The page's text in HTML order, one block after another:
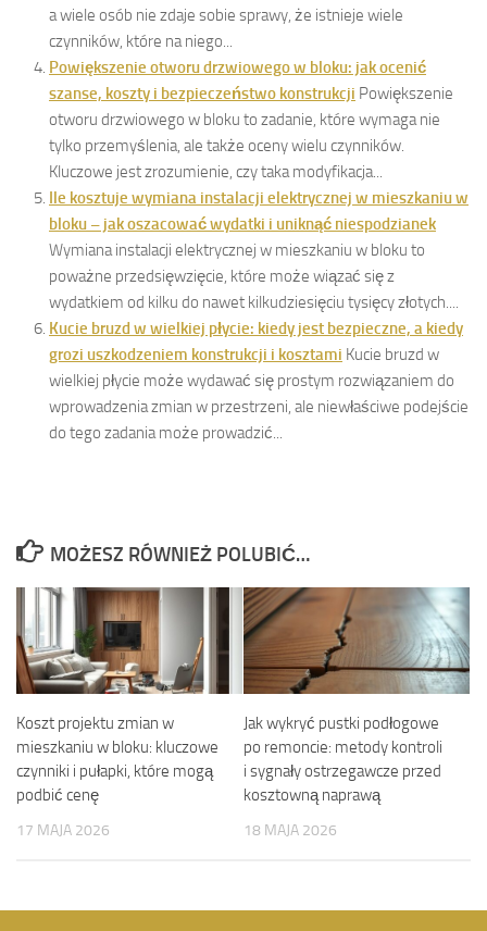
a wiele osób nie zdaje sobie sprawy, że istnieje wiele
czynników, które na niego...
Powiększenie otworu drzwiowego w bloku: jak ocenić
szanse, koszty i bezpieczeństwo konstrukcji Powiększenie
otworu drzwiowego w bloku to zadanie, które wymaga nie
tylko przemyślenia, ale także oceny wielu czynników.
Kluczowe jest zrozumienie, czy taka modyfikacja...
Ile kosztuje wymiana instalacji elektrycznej w mieszkaniu w
bloku – jak oszacować wydatki i uniknąć niespodzianek
Wymiana instalacji elektrycznej w mieszkaniu w bloku to
poważne przedsięwzięcie, które może wiązać się z
wydatkiem od kilku do nawet kilkudziesięciu tysięcy złotych....
Kucie bruzd w wielkiej płycie: kiedy jest bezpieczne, a kiedy
grozi uszkodzeniem konstrukcji i kosztami Kucie bruzd w
wielkiej płycie może wydawać się prostym rozwiązaniem do
wprowadzenia zmian w przestrzeni, ale niewłaściwe podejście
do tego zadania może prowadzić...
MOŻESZ RÓWNIEŻ POLUBIĆ…
Koszt projektu zmian w
mieszkaniu w bloku: kluczowe
czynniki i pułapki, które mogą
podbić cenę
17 MAJA 2026
Jak wykryć pustki podłogowe
po remoncie: metody kontroli
i sygnały ostrzegawcze przed
kosztowną naprawą
18 MAJA 2026